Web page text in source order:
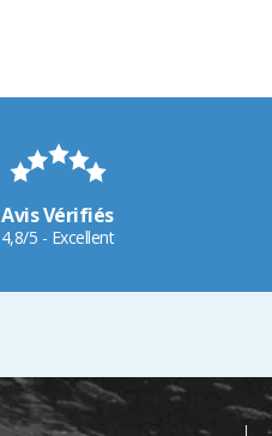
Avis Vérifiés
4,8/5 - Excellent